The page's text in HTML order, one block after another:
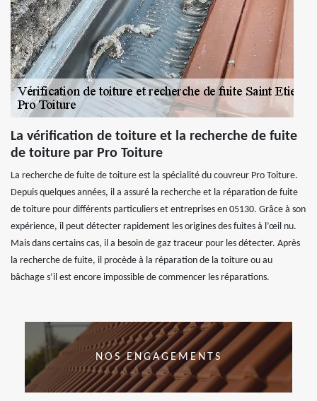
La vérification de toiture et la recherche de fuite
de toiture par Pro Toiture
La recherche de fuite de toiture est la spécialité du couvreur Pro Toiture.
Depuis quelques années, il a assuré la recherche et la réparation de fuite
de toiture pour différents particuliers et entreprises en 05130. Grâce à son
expérience, il peut détecter rapidement les origines des fuites à l’œil nu.
Mais dans certains cas, il a besoin de gaz traceur pour les détecter. Après
la recherche de fuite, il procède à la réparation de la toiture ou au
bâchage s’il est encore impossible de commencer les réparations.
NOS ENGAGEMENTS